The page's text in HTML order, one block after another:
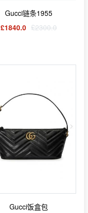
Gucci链条1955
£1840.0 £2300.0
Gucci饭盒包